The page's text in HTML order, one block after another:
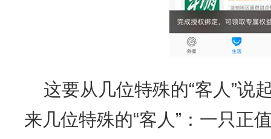
这要从几位特殊的“客人”说
来几位特殊的“客人”：一只正